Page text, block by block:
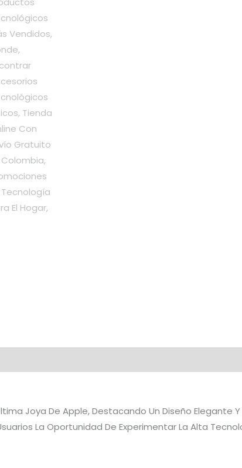
Última Joya De Apple, Destacando Un Diseño
La Oportunidad De Experimentar La Alta